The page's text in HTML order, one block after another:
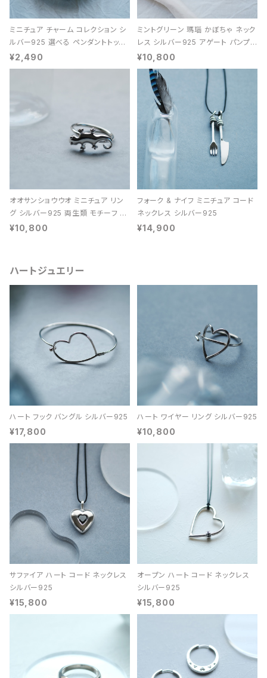
ミニチュア チャーム コレクション シ
ルバー925 選べる ペンダントトップ
レディース ユニセックス
¥2,490
ミントグリーン 瑪瑙 かぼちゃ ネック
レス シルバー925 アゲート パンプキ
ン 天然石 レディース
¥10,800
オオサンショウウオ ミニチュア リン
グ シルバー925 両生類 モチーフ レ
ディース ユニセックス
¥10,800
フォーク & ナイフ ミニチュア コード
ネックレス シルバー925
¥14,900
ハートジュエリー
ハート フック バングル シルバー925
¥17,800
ハート ワイヤー リング シルバー925
¥10,800
サファイア ハート コード ネックレス
シルバー925
¥15,800
オープン ハート コード ネックレス
シルバー925
¥15,800